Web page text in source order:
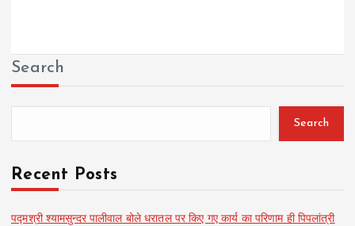
Search
Search
Recent Posts
पद्मश्री श्यामसुन्दर पालीवाल बोले धरातल पर किए गए कार्य का परिणाम ही पिपलांत्री